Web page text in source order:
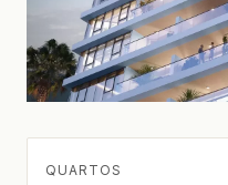
QUARTOS